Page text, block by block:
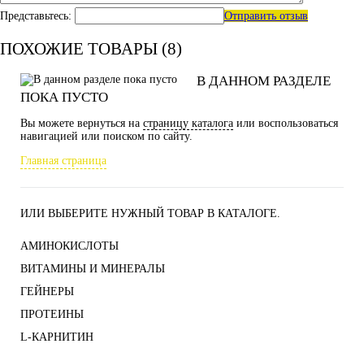
Представьтесь: Отправить отзыв
ПОХОЖИЕ ТОВАРЫ (8)
В ДАННОМ РАЗДЕЛЕ
ПОКА ПУСТО
Вы можете вернуться на страницу каталога или воспользоваться
навигацией или поиском по сайту.
Главная страница
ИЛИ ВЫБЕРИТЕ НУЖНЫЙ ТОВАР В КАТАЛОГЕ.
АМИНОКИСЛОТЫ
ВИТАМИНЫ И МИНЕРАЛЫ
ГЕЙНЕРЫ
ПРОТЕИНЫ
L-КАРНИТИН